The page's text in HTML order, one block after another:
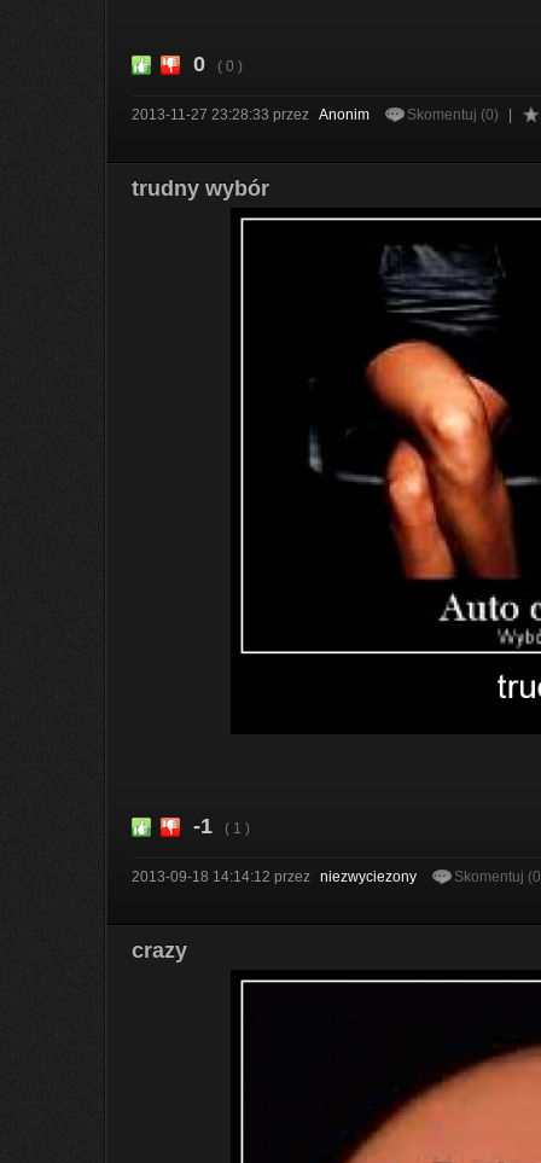
0 ( 0 )
2013-11-27 23:28:33 przez Anonim Skomentuj (0)
trudny wybór
-1 ( 1 )
2013-09-18 14:14:12 przez niezwyciezony Skomentuj
crazy